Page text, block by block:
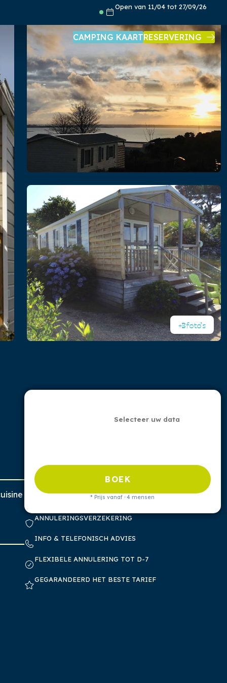
Open van 11/04 tot 27/09/26
CAMPING KAARTRESERVERING
+3foto’s
BOEK
* Prijs vanaf · 4 mensen
ANNULERINGSVERZEKERING
INFO & TELEFONISCH ADVIES
FLEXIBELE ANNULERING TOT D-7
GEGARANDEERD HET BESTE TARIEF